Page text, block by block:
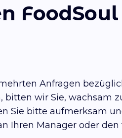
Anfragen
wir Sie, wachsam
Sie bitte aufmerksam
Ihren Manager oder